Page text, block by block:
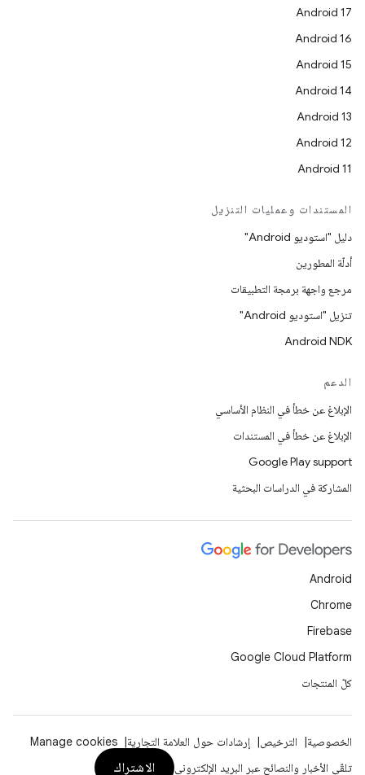
Android 17
Android 16
Android 15
Android 14
Android 13
Android 12
Android 11
المستندات وعمليات التنزيل
دليل "استوديو Android"
أدلّة المطورين
مرجع واجهة برمجة التطبيقات
تنزيل "استوديو Android"
Android NDK
الدعم
الإبلاغ عن خطأ في النظام الأساسي
الإبلاغ عن خطأ في المستندات
Google Play support
المشاركة في الدراسات البحثية
Android
Chrome
Firebase
Google Cloud Platform
كلّ المنتجات
الخصوصية الترخيص إرشادات حول العلامة التجارية
Manage cookies
تلقّي الأخبار والنصائح عبر البريد الإلكتروني
الاشتراك